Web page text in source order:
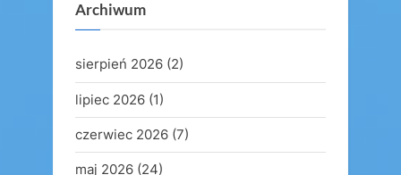
Archiwum
sierpień 2026 (2)
lipiec 2026 (1)
czerwiec 2026 (7)
maj 2026 (24)